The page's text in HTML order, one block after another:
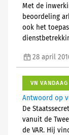
Met de
beoordeling
ook het
28 april
VN VANDAAG
Antwoord op
De
vanuit de
de VAR. Hij